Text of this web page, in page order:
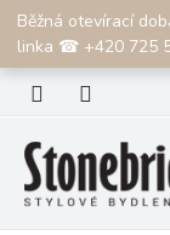
Přejít
obsah
Běžná otevírací
linka ☎ +420 725